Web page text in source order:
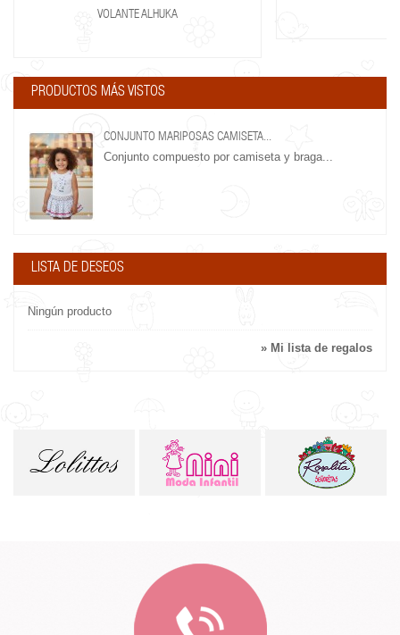
VOLANTE ALHUKA
PRODUCTOS MÁS VISTOS
CONJUNTO MARIPOSAS CAMISETA...
Conjunto compuesto por camiseta y braga...
LISTA DE DESEOS
Ningún producto
» Mi lista de regalos